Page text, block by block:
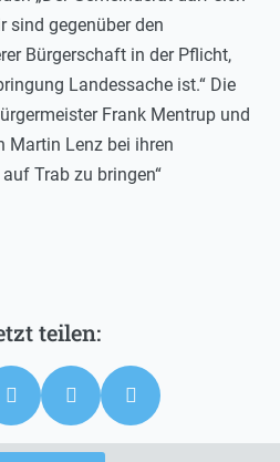
sind gegenüber den
Bürgerschaft in der Pflicht,
Landessache ist.“ Die
Frank Mentrup und
Martin Lenz bei ihren
Trab zu bringen“